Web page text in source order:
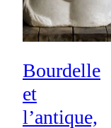
Bourdelle
et
l’antique,